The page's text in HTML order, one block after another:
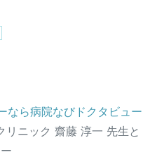
なら病院なびドクタビュー
リニック 齋藤 淳一 先生と